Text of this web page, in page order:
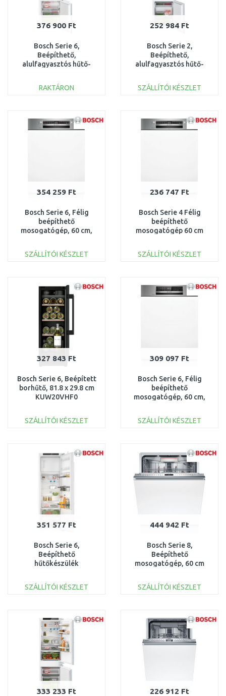
376 900 Ft
Bosch Serie 6,
Beépíthető,
alulfagyasztós hűtő-
177.2 x 55.8 cm
RAKTÁRON
Összehasonlítás
252 984 Ft
Bosch Serie 2,
Beépíthető,
alulfagyasztós hűtő-
KIV865SE0
SZÁLLÍTÓI KÉSZLET
Összehasonlítás
354 259 Ft
Bosch Serie 6, Félig
beépíthető
mosogatógép, 60 cm,
SMI6ZCS10E
SZÁLLÍTÓI KÉSZLET
Összehasonlítás
236 747 Ft
Bosch Serie 4 Félig
beépíthető
mosogatógép 60 cm
SMI4HCS07E
SZÁLLÍTÓI KÉSZLET
Összehasonlítás
327 843 Ft
Bosch Serie 6, Beépített
borhűtő, 81.8 x 29.8 cm
KUW20VHF0
SZÁLLÍTÓI KÉSZLET
Összehasonlítás
309 097 Ft
Bosch Serie 6, Félig
beépíthető
mosogatógép, 60 cm,
SMI6ZCS16E
SZÁLLÍTÓI KÉSZLET
Összehasonlítás
351 577 Ft
Bosch Serie 6,
Beépíthető
hűtőkészülék
177.5 x 56 cm,
KIL82ADD0
SZÁLLÍTÓI KÉSZLET
Összehasonlítás
444 942 Ft
Bosch Serie 8,
Beépíthető
mosogatógép, 60 cm
SZÁLLÍTÓI KÉSZLET
Összehasonlítás
333 233 Ft 226 912 Ft